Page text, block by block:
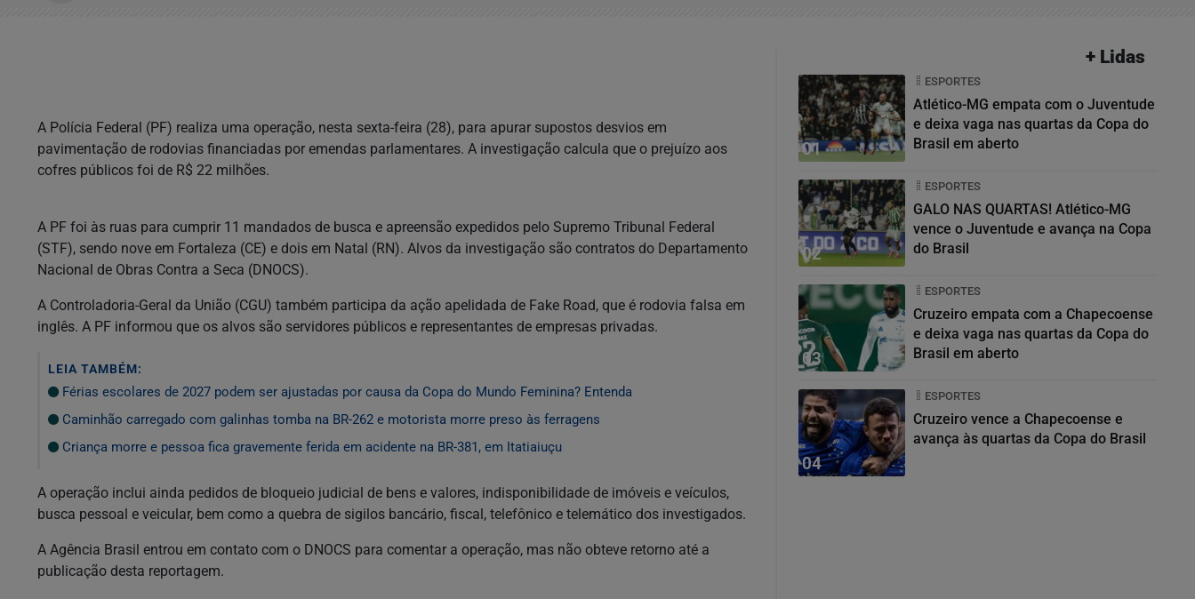
A Polícia Federal (PF) realiza uma operação, nesta sexta-feira (28), para apurar supostos desvios em
pavimentação de rodovias financiadas por emendas parlamentares. A investigação calcula que o prejuízo aos
cofres públicos foi de R$ 22 milhões.
A PF foi às ruas para cumprir 11 mandados de busca e apreensão expedidos pelo Supremo Tribunal Federal
(STF), sendo nove em Fortaleza (CE) e dois em Natal (RN). Alvos da investigação são contratos do Departamento
Nacional de Obras Contra a Seca (DNOCS).
A Controladoria-Geral da União (CGU) também participa da ação apelidada de Fake Road, que é rodovia falsa em
inglês. A PF informou que os alvos são servidores públicos e representantes de empresas privadas.
LEIA TAMBÉM:
Férias escolares de 2027 podem ser ajustadas por causa da Copa do Mundo Feminina? Entenda
Caminhão carregado com galinhas tomba na BR-262 e motorista morre preso às ferragens
Criança morre e pessoa fica gravemente ferida em acidente na BR-381, em Itatiaiuçu
A operação inclui ainda pedidos de bloqueio judicial de bens e valores, indisponibilidade de imóveis e veículos,
busca pessoal e veicular, bem como a quebra de sigilos bancário, fiscal, telefônico e telemático dos investigados.
A Agência Brasil entrou em contato com o DNOCS para comentar a operação, mas não obteve retorno até a
publicação desta reportagem.
+ Lidas
01
ESPORTES
Atlético-MG empata com o Juventude
e deixa vaga nas quartas da Copa do
Brasil em aberto
02
ESPORTES
GALO NAS QUARTAS! Atlético-MG
vence o Juventude e avança na Copa
do Brasil
03
ESPORTES
Cruzeiro empata com a Chapecoense
e deixa vaga nas quartas da Copa do
Brasil em aberto
04
ESPORTES
Cruzeiro vence a Chapecoense e
avança às quartas da Copa do Brasil